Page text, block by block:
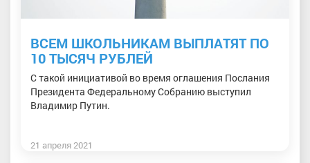
ВСЕМ ШКОЛЬНИКАМ ВЫПЛАТЯТ ПО
10 ТЫСЯЧ РУБЛЕЙ
С такой инициативой во время оглашения Послания
Президента Федеральному Собранию выступил
Владимир Путин.
21 апреля 2021